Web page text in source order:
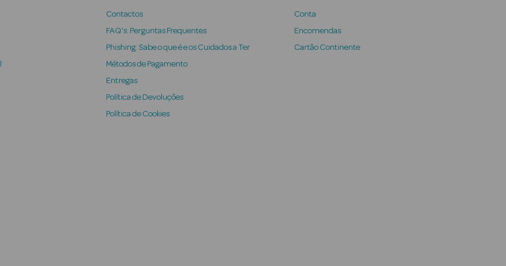
Contactos
FAQ's: Perguntas Frequentes
Phishing: Sabe o que é e os Cuidados a Ter
Métodos de Pagamento
Entregas
Política de Devoluções
Política de Cookies
Conta
Encomendas
Cartão Continente